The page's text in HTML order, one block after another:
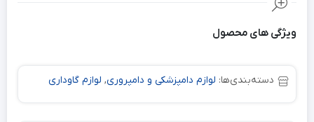
ویژگی های محصول
دسته‌بندی‌ها: لوازم دامپزشکی و دامپروری, لوازم گاوداری